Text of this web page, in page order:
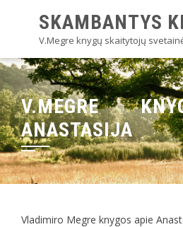
SKAMBANTYS
V.Megre knygų skaitytojų
V.MEGRE
ANASTASIJA
Vladimiro Megre knygos apie